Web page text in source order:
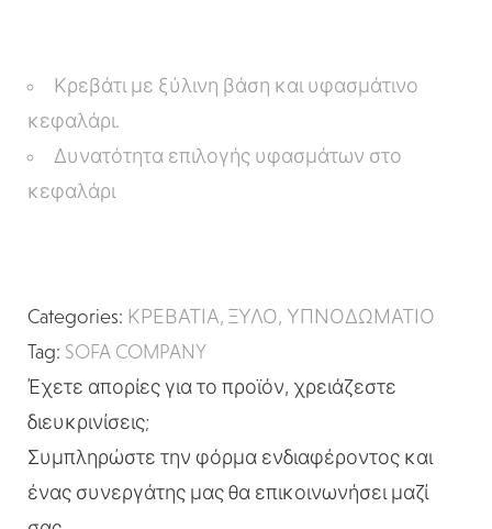
Κρεβάτι με ξύλινη βάση και υφασμάτινο
κεφαλάρι.
Δυνατότητα επιλογής υφασμάτων στο
κεφαλάρι
Categories: ΚΡΕΒΑΤΙΑ, ΞΥΛΟ, ΥΠΝΟΔΩΜΑΤΙΟ
Tag: SOFA COMPANY
Έχετε απορίες για το προϊόν, χρειάζεστε
διευκρινίσεις;
Συμπληρώστε την φόρμα ενδιαφέροντος και
ένας συνεργάτης μας θα επικοινωνήσει μαζί